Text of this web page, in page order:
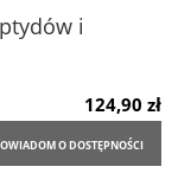
i
124,90 zł
O DOSTĘPNOŚCI